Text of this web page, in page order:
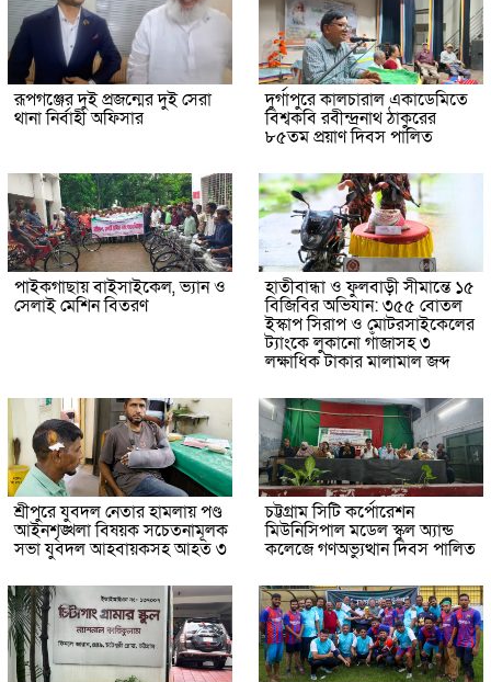
রূপগঞ্জের দুই প্রজন্মের দুই সেরা
থানা নির্বাহী অফিসার
দুর্গাপুরে কালচারাল একাডেমিতে
বিশ্বকবি রবীন্দ্রনাথ ঠাকুরের
৮৫তম প্রয়াণ দিবস পালিত
পাইকগাছায় বাইসাইকেল, ভ্যান ও
সেলাই মেশিন বিতরণ
হাতীবান্ধা ও ফুলবাড়ী সীমান্তে ১৫
বিজিবির অভিযান: ৩৫৫ বোতল
ইস্কাপ সিরাপ ও মোটরসাইকেলের
ট্যাংকে লুকানো গাঁজাসহ ৩
লক্ষাধিক টাকার মালামাল জব্দ
শ্রীপুরে যুবদল নেতার হামলায় পণ্ড
আইনশৃঙ্খলা বিষয়ক সচেতনামূলক
সভা যুবদল আহবায়কসহ আহত ৩
চট্টগ্রাম সিটি কর্পোরেশন
মিউনিসিপাল মডেল স্কুল অ্যান্ড
কলেজে গণঅভ্যুত্থান দিবস পালিত